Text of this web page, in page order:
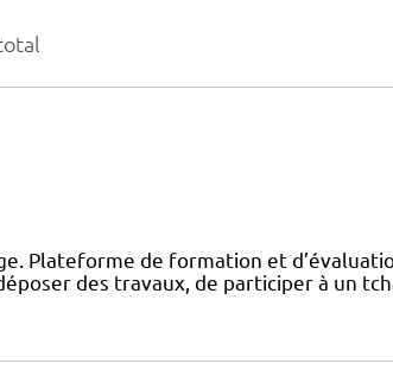
Plateforme de formation et
des travaux, de participer à un